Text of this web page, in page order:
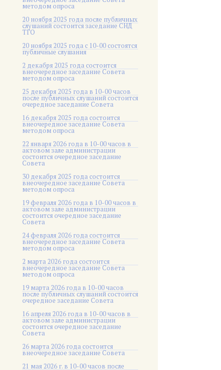
методом опроса
20 ноября 2025 года после публичных
слушаний состоится заседание СНД
ТГО
20 ноября 2025 года c 10-00 состоятся
публичные слушания
2 декабря 2025 года состоится
внеочередное заседание Совета
методом опроса
25 декабря 2025 года в 10-00 часов
после публичных слушаний состоится
очередное заседание Совета
16 декабря 2025 года состоится
внеочередное заседание Совета
методом опроса
22 января 2026 года в 10-00 часов в
актовом зале администрации
состоится очередное заседание
Совета
30 декабря 2025 года состоится
внеочередное заседание Совета
методом опроса
19 февраля 2026 года в 10-00 часов в
актовом зале администрации
состоится очередное заседание
Совета
24 февраля 2026 года состоится
внеочередное заседание Совета
методом опроса
2 марта 2026 года состоится
внеочередное заседание Совета
методом опроса
19 марта 2026 года в 10-00 часов
после публичных слушаний состоится
очередное заседание Совета
16 апреля 2026 года в 10-00 часов в
актовом зале администрации
состоится очередное заседание
Совета
26 марта 2026 года состоится
внеочередное заседание Совета
21 мая 2026 г. в 10-00 часов после